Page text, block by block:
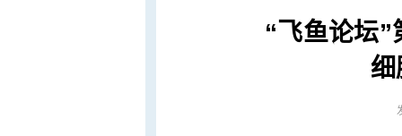
“飞鱼论坛